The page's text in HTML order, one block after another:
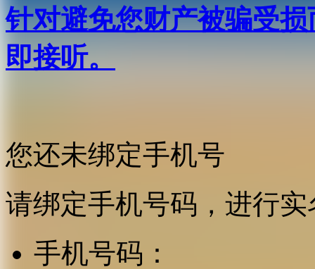
针对避免您财产被骗受
即接听。
您还未绑定手机号
请绑定手机号码，进行
手机号码：